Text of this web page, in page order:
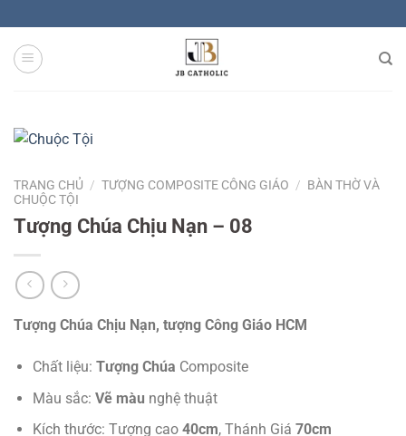
to
content
TRANG CHỦ / TƯỢNG COMPOSITE CÔNG GIÁO / BÀN THỜ VÀ
CHUỘC TỘI
Tượng Chúa Chịu Nạn – 08
Tượng Chúa Chịu Nạn, tượng Công Giáo HCM
Chất liệu: Tượng Chúa Composite
Màu sắc: Vẽ màu nghệ thuật
Kích thước: Tượng cao 40cm, Thánh Giá 70cm